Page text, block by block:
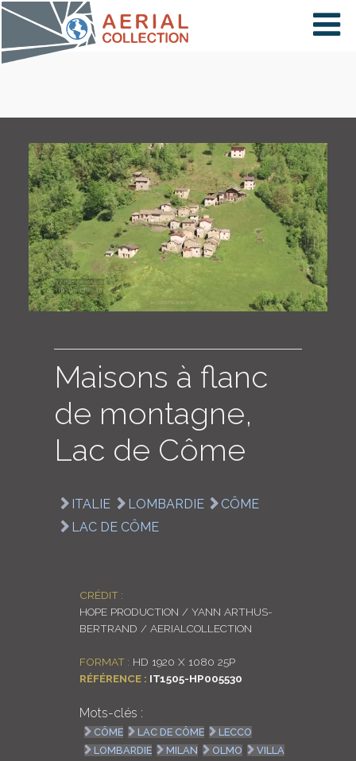
×
PAYS
CARTE
COLLECTIONS
LOGIN
ENGLISH
Maisons à flanc
de montagne,
Lac de Côme
ITALIE LOMBARDIE
CÔME
LAC DE CÔME
CRÉDIT :
HOPE PRODUCTION / YANN ARTHUS-
BERTRAND / AERIALCOLLECTION
FORMAT : HD 1920 X 1080 25P
RÉFÉRENCE : IT1505-HP005530
Mots-clés :
CÔME LAC DE CÔME
LECCO
LOMBARDIE
MILAN OLMO
VILLA